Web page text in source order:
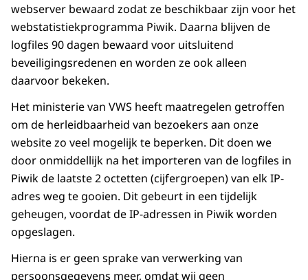
webserver bewaard zodat ze beschikbaar zijn voor het
webstatistiekprogramma Piwik. Daarna blijven de
logfiles 90 dagen bewaard voor uitsluitend
beveiligingsredenen en worden ze ook alleen
daarvoor bekeken.
Het ministerie van VWS heeft maatregelen getroffen
om de herleidbaarheid van bezoekers aan onze
website zo veel mogelijk te beperken. Dit doen we
door onmiddellijk na het importeren van de logfiles in
Piwik de laatste 2 octetten (cijfergroepen) van elk IP-
adres weg te gooien. Dit gebeurt in een tijdelijk
geheugen, voordat de IP-adressen in Piwik worden
opgeslagen.
Hierna is er geen sprake van verwerking van
persoonsgegevens meer, omdat wij geen